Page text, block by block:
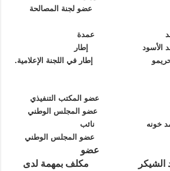
عضو لجنة المصالحة
أحمد عمدة
أحمد الأسود إطار
إطار في اللجنة الإعلامية.
عضو المكتب التنفيذي
عضو المجلس الوطني
محمد خونه نائب
عضو المجلس الوطني
هنون عضو
الشيكر مكلف بمهمة لدى